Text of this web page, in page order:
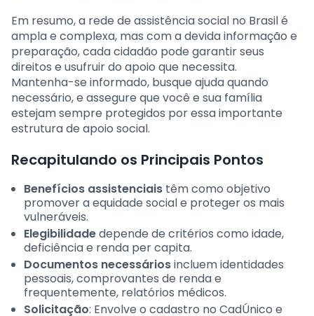
Em resumo, a rede de assistência social no Brasil é
ampla e complexa, mas com a devida informação e
preparação, cada cidadão pode garantir seus
direitos e usufruir do apoio que necessita.
Mantenha-se informado, busque ajuda quando
necessário, e assegure que você e sua família
estejam sempre protegidos por essa importante
estrutura de apoio social.
Recapitulando os Principais Pontos
Benefícios assistenciais têm como objetivo
promover a equidade social e proteger os mais
vulneráveis.
Elegibilidadedepende de critérios como idade,
deficiência e renda per capita.
Documentos necessáriosincluem identidades
pessoais, comprovantes de renda e
frequentemente, relatórios médicos.
Solicitação: Envolve o cadastro no CadÚnico e